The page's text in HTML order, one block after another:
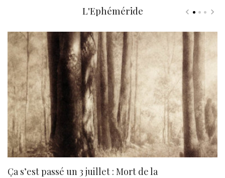
L'Ephéméride
Ça s’est passé un 3 juillet : Mort de la